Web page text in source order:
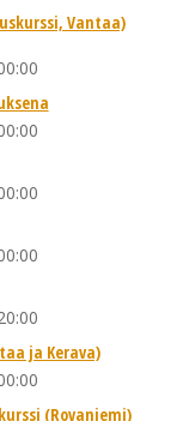
Vantaa)
ja Kerava)
(Rovaniemi)